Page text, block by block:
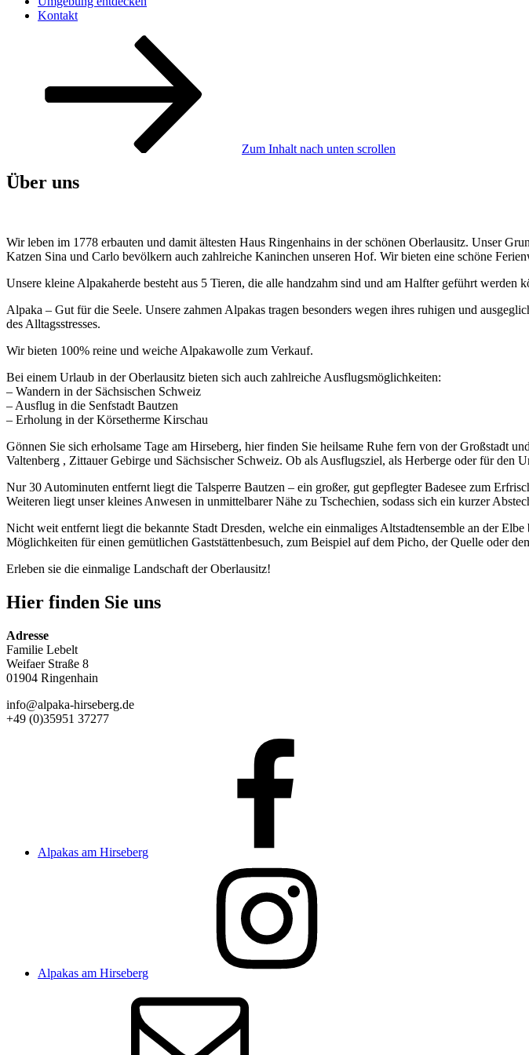
Kontakt
Zum Inhalt nach unten scrollen
Über uns
Wir leben im 1778 erbauten und damit ältesten Haus Ringenhains in der schönen Oberlausitz. Unser
Katzen Sina und Carlo bevölkern auch zahlreiche Kaninchen unseren Hof. Wir bieten eine schöne
Unsere kleine Alpakaherde besteht aus 5 Tieren, die alle handzahm sind und am Halfter geführt werden
Alpaka – Gut für die Seele. Unsere zahmen Alpakas tragen besonders wegen ihres ruhigen und
des Alltagsstresses.
Wir bieten 100% reine und weiche Alpakawolle zum Verkauf.
Bei einem Urlaub in der Oberlausitz bieten sich auch zahlreiche Ausflugsmöglichkeiten:
– Wandern in der Sächsischen Schweiz
– Ausflug in die Senfstadt Bautzen
– Erholung in der Körsetherme Kirschau
Gönnen Sie sich erholsame Tage am Hirseberg, hier finden Sie heilsame Ruhe fern von der Großstadt
Valtenberg , Zittauer Gebirge und Sächsischer Schweiz. Ob als Ausflugsziel, als Herberge oder für den
Nur 30 Autominuten entfernt liegt die Talsperre Bautzen – ein großer, gut gepflegter Badesee zum
Weiteren liegt unser kleines Anwesen in unmittelbarer Nähe zu Tschechien, sodass sich ein kurzer
Nicht weit entfernt liegt die bekannte Stadt Dresden, welche ein einmaliges Altstadtensemble an der
Möglichkeiten für einen gemütlichen Gaststättenbesuch, zum Beispiel auf dem Picho, der Quelle oder
Erleben sie die einmalige Landschaft der Oberlausitz!
Hier finden Sie uns
Adresse
Familie Lebelt
Weifaer Straße 8
01904 Ringenhain
info@alpaka-hirseberg.de
+49 (0)35951 37277
Alpakas am Hirseberg
Alpakas am Hirseberg